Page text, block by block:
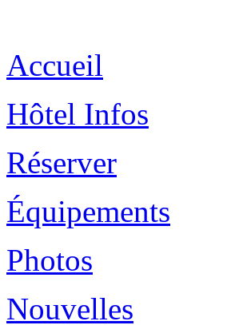
Accueil
Hôtel Infos
Réserver
Équipements
Photos
Nouvelles